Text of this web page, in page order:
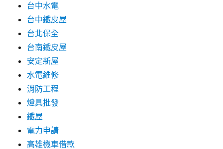
台中水電
台中鐵皮屋
台北保全
台南鐵皮屋
安定新屋
水電維修
消防工程
燈具批發
鐵屋
電力申請
高雄機車借款